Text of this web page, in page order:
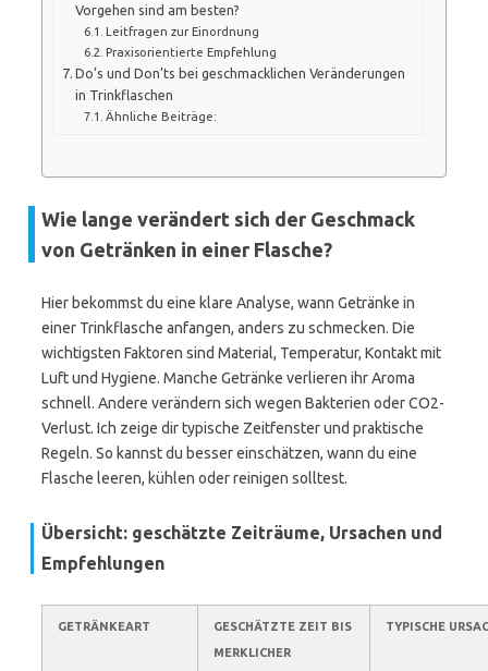
Vorgehen sind am besten?
Leitfragen zur Einordnung
Praxisorientierte Empfehlung
Do’s und Don’ts bei geschmacklichen Veränderungen
in Trinkflaschen
Ähnliche Beiträge:
Wie lange verändert sich der Geschmack
von Getränken in einer Flasche?
Hier bekommst du eine klare Analyse, wann Getränke in
einer Trinkflasche anfangen, anders zu schmecken. Die
wichtigsten Faktoren sind Material, Temperatur, Kontakt mit
Luft und Hygiene. Manche Getränke verlieren ihr Aroma
schnell. Andere verändern sich wegen Bakterien oder CO2-
Verlust. Ich zeige dir typische Zeitfenster und praktische
Regeln. So kannst du besser einschätzen, wann du eine
Flasche leeren, kühlen oder reinigen solltest.
Übersicht: geschätzte Zeiträume, Ursachen und
Empfehlungen
GETRÄNKEART
GESCHÄTZTE ZEIT BIS
MERKLICHER
TYPISCHE